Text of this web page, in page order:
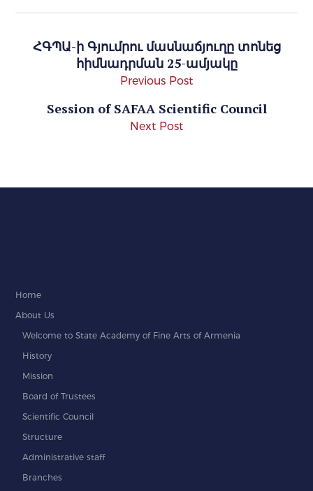
ՀԳՊԱ-ի Գյումրու մասնաճյուղը տոնեց
հիմնադրման 25-ամյակը
Previous Post
Session of SAFAA Scientific Council
Next Post
Home
About Us
Welcome to State Academy of Fine Arts of Armenia
History
Mission
Board of Trustees
Scientific Council
Structure
Administrative staff
Branches